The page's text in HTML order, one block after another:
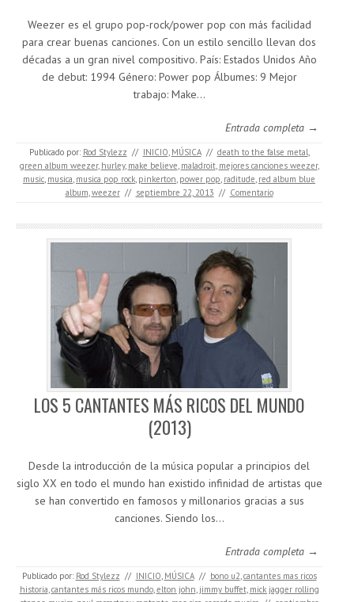
Weezer es el grupo pop-rock/power pop con más facilidad
para crear buenas canciones. Con un estilo sencillo llevan dos
décadas a un gran nivel compositivo. País: Estados Unidos Año
de debut: 1994 Género: Power pop Álbumes: 9 Mejor
trabajo: Make…
Entrada completa →
Publicado por: Rod Stylezz // INICIO, MÚSICA // death to the false metal,
green album weezer, hurley, make believe, maladroit, mejores canciones weezer,
music, musica, musica pop rock, pinkerton, power pop, raditude, red album blue
album,weezer // septiembre 22, 2013 // Comentario
LOS 5 CANTANTES MÁS RICOS DEL MUNDO
(2013)
Desde la introducción de la música popular a principios del
siglo XX en todo el mundo han existido infinidad de artistas que
se han convertido en famosos y millonarios gracias a sus
canciones. Siendo los…
Entrada completa →
Publicado por: Rod Stylezz // INICIO, MÚSICA // bono u2,cantantes mas ricos
historia,cantantes más ricos mundo,elton john, jimmy buffet, mick jagger rolling